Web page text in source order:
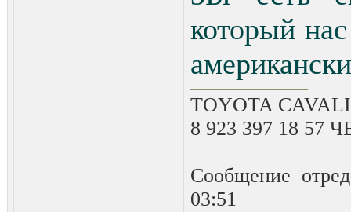
который
TOYOTA
8 923 397 18 57
Сообщение
03:51